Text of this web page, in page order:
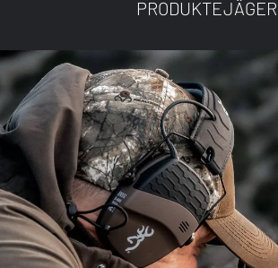
PRODUKTEJÄGER